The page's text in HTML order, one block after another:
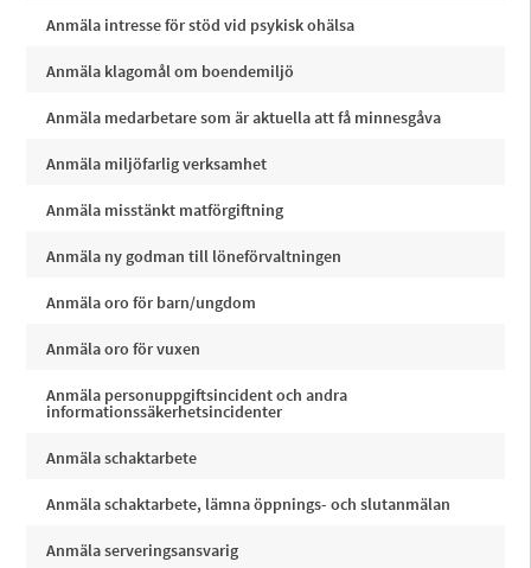
Anmäla intresse för stöd vid psykisk ohälsa
Anmäla klagomål om boendemiljö
Anmäla medarbetare som är aktuella att få minnesgåva
Anmäla miljöfarlig verksamhet
Anmäla misstänkt matförgiftning
Anmäla ny godman till löneförvaltningen
Anmäla oro för barn/ungdom
Anmäla oro för vuxen
Anmäla personuppgiftsincident och andra
informationssäkerhetsincidenter
Anmäla schaktarbete
Anmäla schaktarbete, lämna öppnings- och slutanmälan
Anmäla serveringsansvarig